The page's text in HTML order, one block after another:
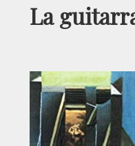
La